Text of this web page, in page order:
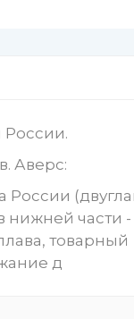
России.
Аверс:
России
нижней части -
товарный
д